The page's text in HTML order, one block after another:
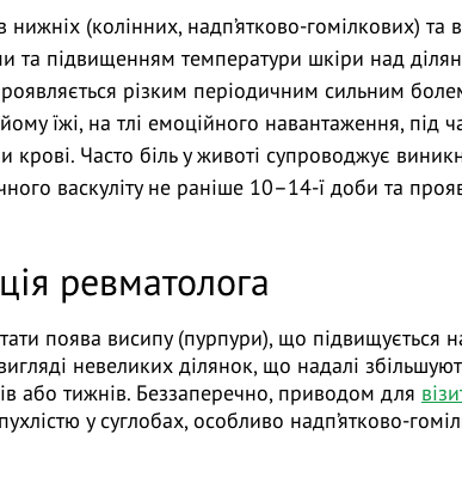
(колінних, надп’ятково-гомілкових)
підвищенням температури шкіри над
різким періодичним сильним
їжі, на тлі емоційного навантаження, під
Часто біль у животі супроводжує
васкуліту не раніше 10–14-ї доби та
ревматолога
поява висипу (пурпури), що підвищується
невеликих ділянок, що надалі
або тижнів. Беззаперечно, приводом для
у суглобах, особливо надп’ятково-